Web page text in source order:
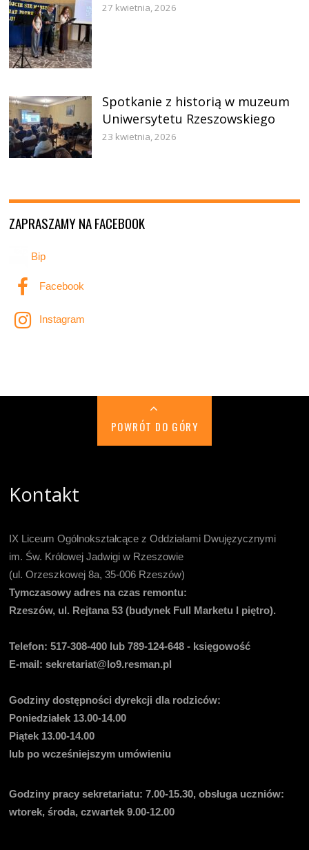
27 kwietnia, 2026
Spotkanie z historią w muzeum
Uniwersytetu Rzeszowskiego
23 kwietnia, 2026
ZAPRASZAMY NA FACEBOOK
Bip
Facebook
Instagram
POWRÓT DO GÓRY
Kontakt
IX Liceum Ogólnokształcące z Oddziałami Dwujęzycznymi
im. Św. Królowej Jadwigi w Rzeszowie
(ul. Orzeszkowej 8a, 35-006 Rzeszów)
Tymczasowy adres na czas remontu:
Rzeszów, ul. Rejtana 53 (budynek Full Marketu I piętro).
Telefon:517-308-400 lub 789-124-648 - księgowość
E-mail: sekretariat@lo9.resman.pl
Godziny dostępności dyrekcji dla rodziców:
Poniedziałek 13.00-14.00
Piątek 13.00-14.00
lub po wcześniejszym umówieniu
Godziny pracy sekretariatu: 7.00-15.30, obsługa uczniów:
wtorek, środa, czwartek 9.00-12.00